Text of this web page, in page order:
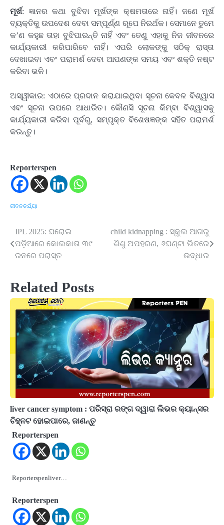
ମୂର୍ଖ: ଜ୍ଞାନର କଥା ବୁଝିବା ମୂର୍ଖଙ୍କ କ୍ଷମତାରେ ନାହିଁ। ଜଣେ ମୂର୍ଖ
ବ୍ୟକ୍ତିକୁ ଉପଦେଶ ଦେବା ସମ୍ପୂର୍ଣ୍ଣ ରୂପେ ନିରର୍ଥକ। ସେମାନେ ତୁମେ
କ’ଣ କହୁଛ ତାହା ବୁଝିପାରନ୍ତି ନାହିଁ ଏବଂ ତେଣୁ ଏହାକୁ ନିଜ ଜୀବନରେ
କାର୍ଯ୍ୟକାରୀ କରିପାରିବେ ନାହିଁ। ଏପରି ଲୋକଙ୍କୁ ସଠିକ୍ ରାସ୍ତା
ଦେଖାଇବା ଏବଂ ପରାମର୍ଶ ଦେବା ଆପଣଙ୍କ ସମୟ ଏବଂ ଶକ୍ତି ନଷ୍ଟ
କରିବା ଭଳି।
ଅସ୍ୱୀକାର: ଏଠାରେ ପ୍ରଦାନ କରାଯାଇଥିବା ସୂଚନା କେବଳ ବିଶ୍ୱାସ
ଏବଂ ସୂଚନା ଉପରେ ଆଧାରିତ। କୌଣସି ସୂଚନା କିମ୍ବା ବିଶ୍ୱାସକୁ
କାର୍ଯ୍ୟକାରୀ କରିବା ପୂର୍ବରୁ, ସମ୍ପୃକ୍ତ ବିଶେଷଜ୍ଞଙ୍କ ସହିତ ପରାମର୍ଶ
କରନ୍ତୁ।
Reporterspen
ଜୀବନଚର୍ଯ୍ୟା
Post
navigation
IPL 2025: ଘରୋଇ
ପଡ଼ିଆରେ କୋଲକାତା ୩୯
ରନରେ ପରାସ୍ତ
child kidnapping : ସ୍କୁଲ ଆଗରୁ
ଶିଶୁ ଅପହରଣ, ୬ଘଣ୍ଟା ଭିତରେ
ଉଦ୍ଧାର
Related Posts
liver cancer symptom : ପରିସ୍ରା ରଙ୍ଗ ଦ୍ୱାରା ଲିଭର କ୍ୟାନ୍ସର
ଚିହ୍ନଟ ହୋଇପାରେ, ଜାଣନ୍ତୁ
Reporterspen
Reporterspenliver…
Reporterspen